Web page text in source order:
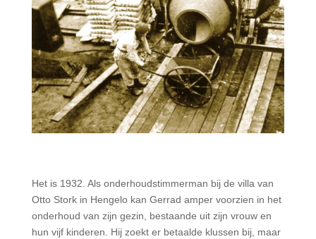
Het is 1932. Als onderhoudstimmerman bij de villa van
Otto Stork in Hengelo kan Gerrad amper voorzien in het
onderhoud van zijn gezin, bestaande uit zijn vrouw en
hun vijf kinderen. Hij zoekt er betaalde klussen bij, maar